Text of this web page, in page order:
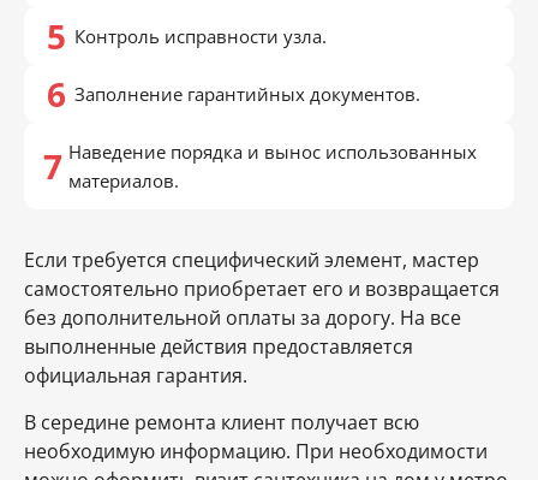
Контроль исправности узла.
Заполнение гарантийных документов.
Наведение порядка и вынос использованных
материалов.
Если требуется специфический элемент, мастер
самостоятельно приобретает его и возвращается
без дополнительной оплаты за дорогу. На все
выполненные действия предоставляется
официальная гарантия.
В середине ремонта клиент получает всю
необходимую информацию. При необходимости